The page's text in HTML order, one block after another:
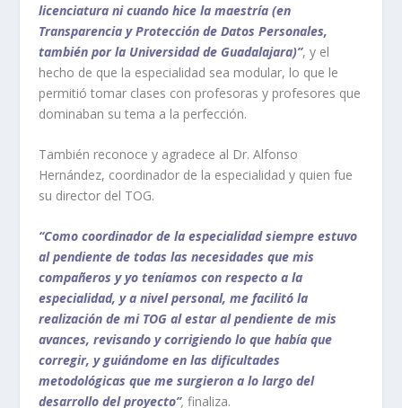
licenciatura ni cuando hice la maestría (en
Transparencia y Protección de Datos Personales,
también por la Universidad de Guadalajara)”, y el
hecho de que la especialidad sea modular, lo que le
permitió tomar clases con profesoras y profesores que
dominaban su tema a la perfección.
También reconoce y agradece al Dr. Alfonso
Hernández, coordinador de la especialidad y quien fue
su director del TOG.
“Como coordinador de la especialidad siempre estuvo
al pendiente de todas las necesidades que mis
compañeros y yo teníamos con respecto a la
especialidad, y a nivel personal, me facilitó la
realización de mi TOG al estar al pendiente de mis
avances, revisando y corrigiendo lo que había que
corregir, y guiándome en las dificultades
metodológicas que me surgieron a lo largo del
desarrollo del proyecto”, finaliza.